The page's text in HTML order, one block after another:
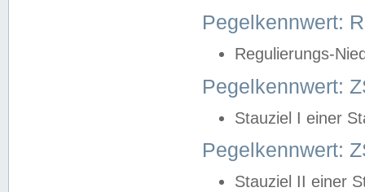
Pegelkennwert:
Regulierungs-
Pegelkennwert:
Stauziel I einer
Pegelkennwert:
Stauziel II einer